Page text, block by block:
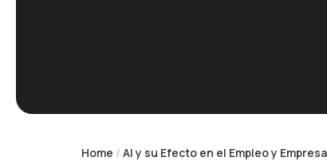
Home AI y su Efecto en el Empleo y